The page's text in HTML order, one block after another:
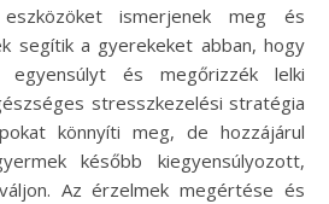
ismerjenek meg és
segítik a gyerekeket abban, hogy
és megőrizzék lelki
stresszkezelési stratégia
könnyíti meg, de hozzájárul
később kiegyensúlyozott,
Az érzelmek megértése és